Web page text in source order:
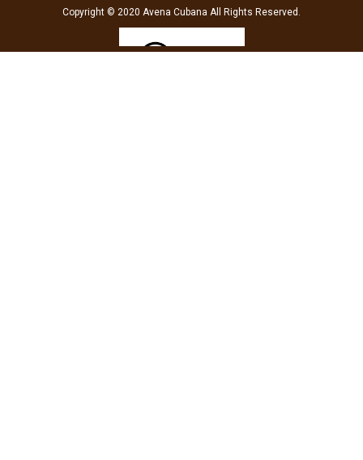
Copyright © 2020 Avena Cubana All Rights Reserved.